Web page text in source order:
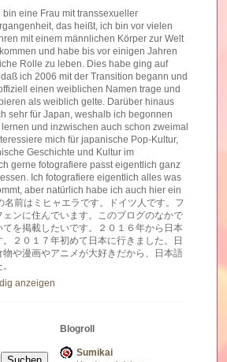
bin eine Frau mit transsexueller
das heißt, ich bin vor vielen
mit einem männlichen Körper zur Welt
und habe bis vor einigen Jahren
Rolle zu leben. Dies habe ging auf
ich 2006 mit der Transition begann und
einen weiblichen Namen trage und
als weiblich gelte. Darüber hinaus
sehr für Japan, weshalb ich begonnen
und inzwischen auch schon zweimal
mich für japanische Pop-Kultur,
Geschichte und Kultur im
gerne fotografiere passt eigentlich ganz
Ich fotografiere eigentlich alles was
aber natürlich habe ich auch hier ein
名前はミヒャエラです。ドイツ人です。フ
ェンに住んでいます。このブログのなかで
てを掲載したいです。２０１６年から日本
２０１７年初めて日本に行きました。日
や漫画やアニメが大好きだから、日本語
anzeigen
Blogroll
Sumikai